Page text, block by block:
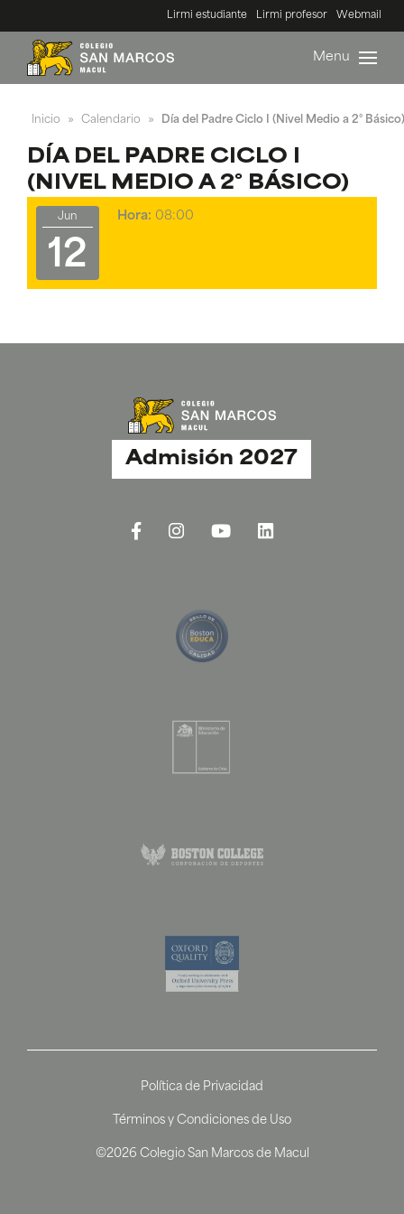
Lirmi estudiante Lirmi profesor Webmail
Menu
Inicio » Calendario » Día del Padre Ciclo I (Nivel Medio a 2° Básico)
DÍA DEL PADRE CICLO I
(NIVEL MEDIO A 2° BÁSICO)
Jun
12
Hora: 08:00
Admisión 2027
©2026 Colegio San Marcos de Macul
Política de Privacidad
Términos y Condiciones de Uso